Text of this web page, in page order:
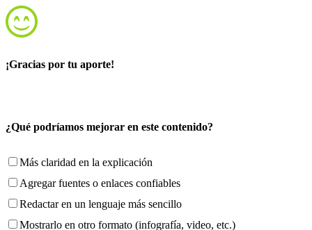
¡Gracias por tu aporte!
¿Qué podríamos mejorar en este contenido?
Más claridad en la explicación
Agregar fuentes o enlaces confiables
Redactar en un lenguaje más sencillo
Mostrarlo en otro formato (infografía, video, etc.)